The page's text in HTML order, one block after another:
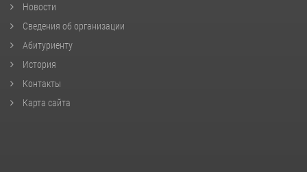
Новости
Сведения об организации
Абитуриенту
История
Контакты
Карта сайта